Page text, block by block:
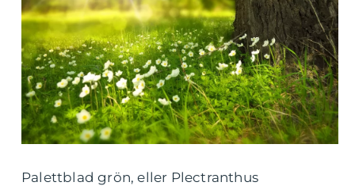
Palettblad grön, eller Plectranthus